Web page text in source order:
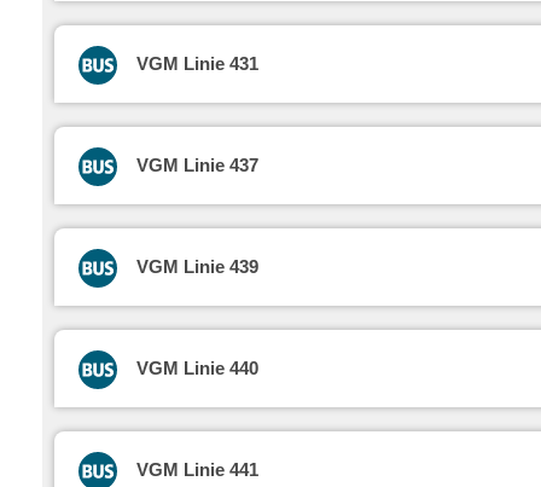
VGM Linie 431
VGM Linie 437
VGM Linie 439
VGM Linie 440
VGM Linie 441